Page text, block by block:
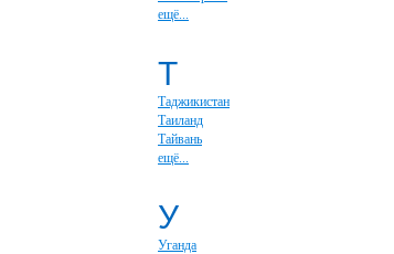
ещё...
Т
Таджикистан
Таиланд
Тайвань
ещё...
У
Уганда